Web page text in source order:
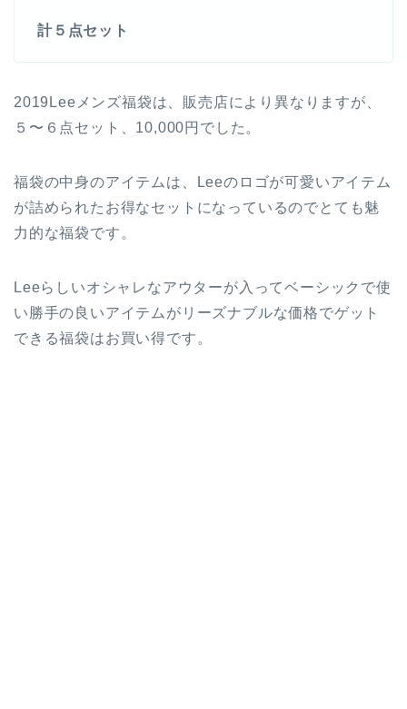
計５点セット
2019Leeメンズ福袋は、販売店により異なりますが、
５〜６点セット、10,000円でした。
福袋の中身のアイテムは、Leeのロゴが可愛いアイテム
が詰められたお得なセットになっているのでとても魅
力的な福袋です。
Leeらしいオシャレなアウターが入ってベーシックで使
い勝手の良いアイテムがリーズナブルな価格でゲット
できる福袋はお買い得です。